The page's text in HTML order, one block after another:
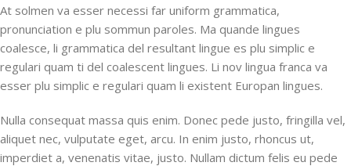
At solmen va esser necessi far uniform grammatica,
pronunciation e plu sommun paroles. Ma quande lingues
coalesce, li grammatica del resultant lingue es plu simplic e
regulari quam ti del coalescent lingues. Li nov lingua franca va
esser plu simplic e regulari quam li existent Europan lingues.
Nulla consequat massa quis enim. Donec pede justo, fringilla vel,
aliquet nec, vulputate eget, arcu. In enim justo, rhoncus ut,
imperdiet a, venenatis vitae, justo. Nullam dictum felis eu pede